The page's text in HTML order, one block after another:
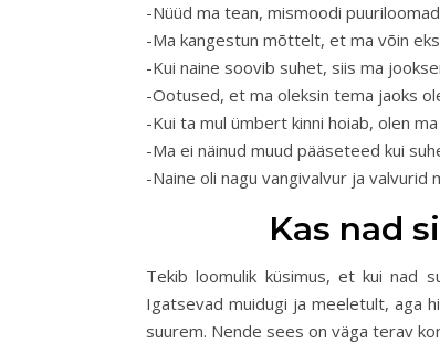
-Nüüd ma tean, mismoodi
-Ma kangestun mõttelt, et ma võin
-Kui naine soovib suhet, siis ma
-Ootused, et ma oleksin tema jaoks
-Kui ta mul ümbert kinni hoiab, olen
-Ma ei näinud muud pääseteed kui
-Naine oli nagu vangivalvur ja valvurid
Kas nad
Tekib loomulik küsimus, et kui nad
Igatsevad muidugi ja meeletult, aga
suurem. Nende sees on väga terav